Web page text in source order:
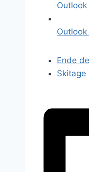
Outlook
Ende
Skitage